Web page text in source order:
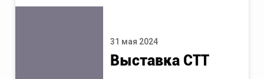
31 мая 2024
Выставка СТТ